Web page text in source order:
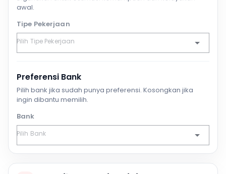
awal.
Tipe Pekerjaan
Preferensi Bank
Pilih bank jika sudah punya preferensi. Kosongkan jika
ingin dibantu memilih.
Bank